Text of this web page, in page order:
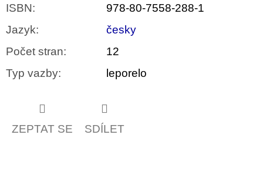
ISBN:
978-80-7558-288-1
Jazyk:
česky
Počet stran:
12
Typ vazby: leporelo
ZEPTAT SE SDÍLET